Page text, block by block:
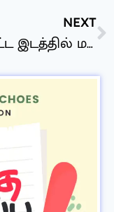
NEXT
நடப்பட்ட இடத்தில் மலருங்கள்